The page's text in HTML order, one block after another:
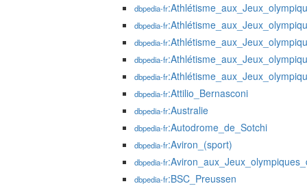
dbpedia-fr
dbpedia-fr
dbpedia-fr
dbpedia-fr
dbpedia-fr
dbpedia-fr:Attilio_Bernasconi
dbpedia-fr:Australie
dbpedia-fr:Autodrome_de_Sotchi
dbpedia-fr:Aviron_(sport)
dbpedia-fr
dbpedia-fr:BSC_Preussen